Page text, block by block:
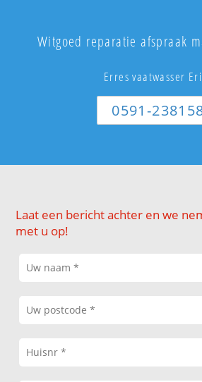
Witgoed reparatie afspraak
Erres vaatwasser
0591-
Laat een bericht achter en we
met u op!